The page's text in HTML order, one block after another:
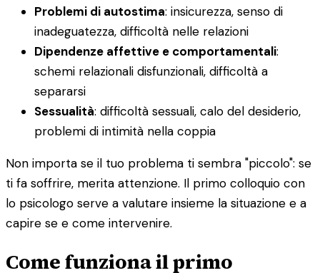
Problemi di autostima: insicurezza, senso di
inadeguatezza, difficoltà nelle relazioni
Dipendenze affettive e comportamentali:
schemi relazionali disfunzionali, difficoltà a
separarsi
Sessualità: difficoltà sessuali, calo del desiderio,
problemi di intimità nella coppia
Non importa se il tuo problema ti sembra "piccolo": se
ti fa soffrire, merita attenzione. Il primo colloquio con
lo psicologo serve a valutare insieme la situazione e a
capire se e come intervenire.
Come funziona il primo